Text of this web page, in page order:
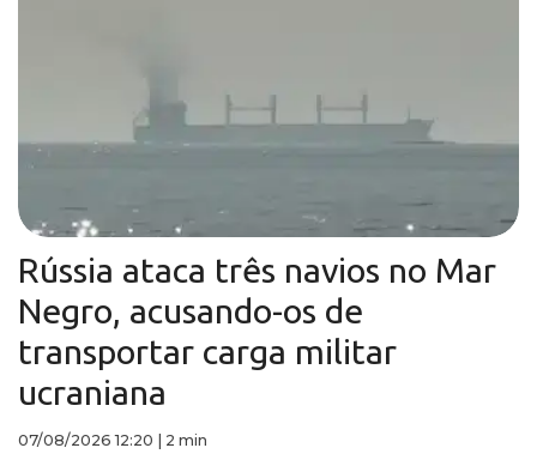
Rússia ataca três navios no Mar
Negro, acusando-os de
transportar carga militar
ucraniana
07/08/2026 12:20 2 min